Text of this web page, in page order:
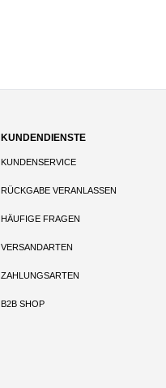
KUNDENDIENSTE
KUNDENSERVICE
RÜCKGABE VERANLASSEN
HÄUFIGE FRAGEN
VERSANDARTEN
ZAHLUNGSARTEN
B2B SHOP